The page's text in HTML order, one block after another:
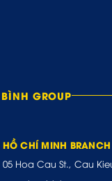
GROUP
HỒ CHÍ MINH BRANCH
05 Hoa Cau St., Cau